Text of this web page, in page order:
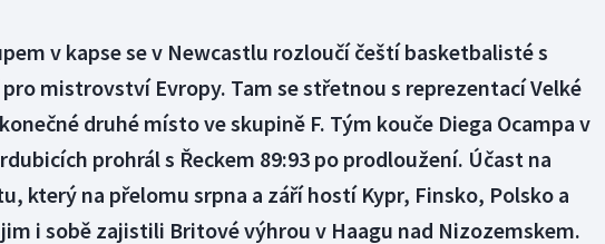
v kapse se v Newcastlu rozloučí čeští basketbalisté s
mistrovství Evropy. Tam se střetnou s reprezentací Velké
druhé místo ve skupině F. Tým kouče Diega Ocampa v
prohrál s Řeckem 89:93 po prodloužení. Účast na
který na přelomu srpna a září hostí Kypr, Finsko, Polsko a
i sobě zajistili Britové výhrou v Haagu nad Nizozemskem.